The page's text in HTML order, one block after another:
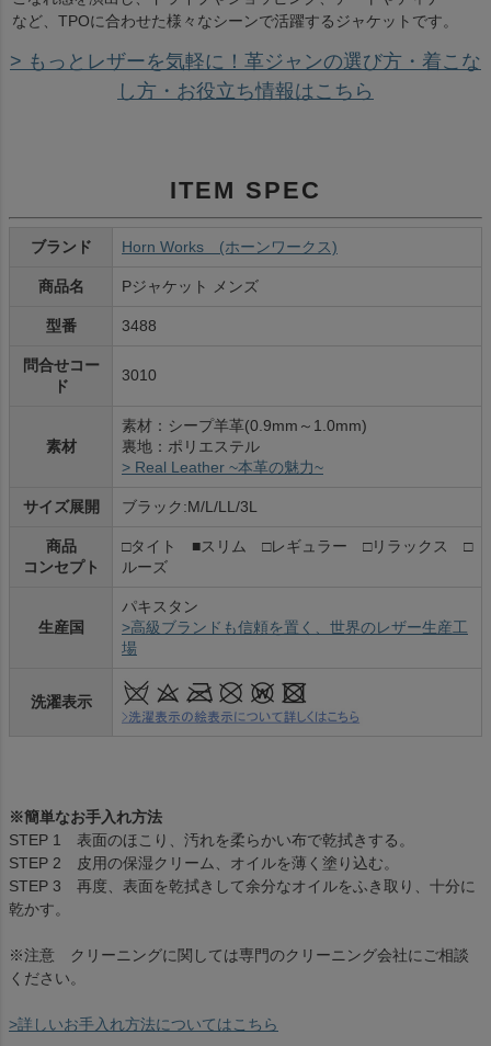
など、TPOに合わせた様々なシーンで活躍するジャケットです。
> もっとレザーを気軽に！革ジャンの選び方・着こな
し方・お役立ち情報はこちら
ITEM SPEC
ブランド Horn Works (ホーンワークス)
商品名 Pジャケット メンズ
型番 3488
問合せコー
ド
3010
素材
素材：シープ羊革(0.9mm～1.0mm)
裏地：ポリエステル
> Real Leather ~本革の魅力~
サイズ展開 ブラック:M/L/LL/3L
商品
コンセプト
□タイト ■スリム □レギュラー □リラックス □
ルーズ
生産国
パキスタン
>高級ブランドも信頼を置く、世界のレザー生産工
場
洗濯表示
※簡単なお手入れ方法
STEP 1 表面のほこり、汚れを柔らかい布で乾拭きする。
STEP 2 皮用の保湿クリーム、オイルを薄く塗り込む。
STEP 3 再度、表面を乾拭きして余分なオイルをふき取り、十分に
乾かす。
※注意 クリーニングに関しては専門のクリーニング会社にご相談
ください。
>詳しいお手入れ方法についてはこちら